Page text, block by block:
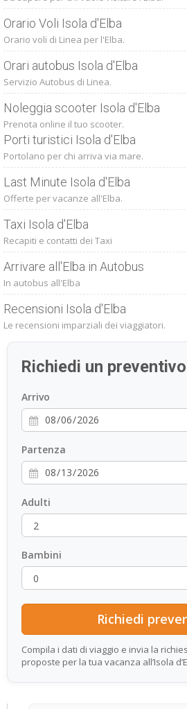
Orario Voli Isola d'Elba
Orario voli di Linea per l'Elba.
Orari autobus Isola d'Elba
Servizio Autobus di Linea.
Noleggia scooter Isola d'Elba
Prenota online il tuo scooter.
Porti turistici Isola d'Elba
Portolano per chi arriva via mare.
Last Minute Isola d'Elba
Offerte per vacanze all'Elba.
Taxi Isola d'Elba
Recapiti e contatti dei Taxi
Arrivare all'Elba in Autobus
In autobus all'Elba
Recensioni Isola d'Elba
Le recensioni imparziali dei viaggiatori.
Richiedi un
Arrivo
Partenza
Adulti
Bambini
Compila i dati di viaggio e invia la
proposte per la tua vacanza all’Isola